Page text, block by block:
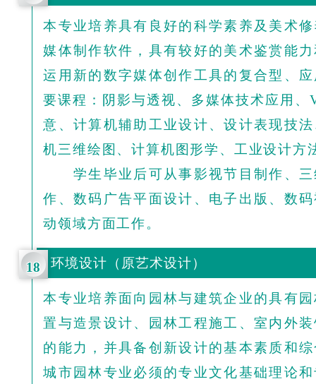
本专业培养具有良好的科学素养及美术
媒体制作软件，具有较好的美术鉴赏能
运用新的数字媒体创作工具的复合型、
要课程：阴影与透视、多媒体技术应用
意、计算机辅助工业设计、设计表现技
机三维绘图、计算机图形学、工业设计方
学生毕业后可从事影视节目制作、三
作、数码广告平面设计、电子出版、数
动领域方面工作。
18 环境设计（原艺术设计）
本专业培养面向园林与建筑企业的具有
置与造景设计、园林工程施工、室内外
的能力，并具备创新设计的基本素质和
城市园林专业必须的专业文化基础理论